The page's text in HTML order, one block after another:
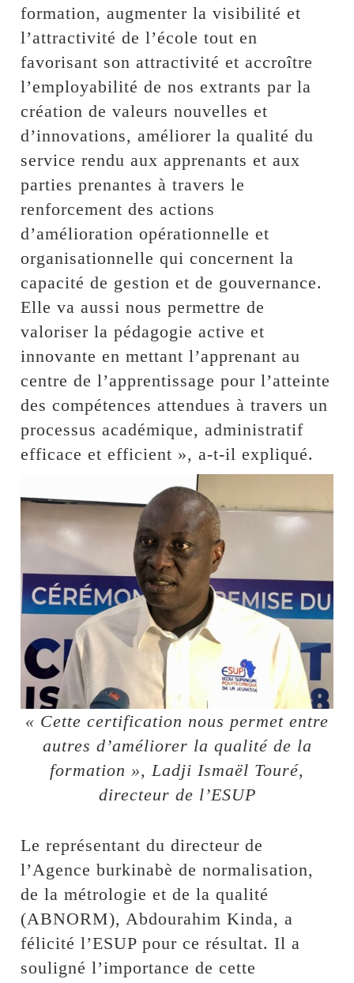
formation, augmenter la visibilité et
l’attractivité de l’école tout en
favorisant son attractivité et accroître
l’employabilité de nos extrants par la
création de valeurs nouvelles et
d’innovations, améliorer la qualité du
service rendu aux apprenants et aux
parties prenantes à travers le
renforcement des actions
d’amélioration opérationnelle et
organisationnelle qui concernent la
capacité de gestion et de gouvernance.
Elle va aussi nous permettre de
valoriser la pédagogie active et
innovante en mettant l’apprenant au
centre de l’apprentissage pour l’atteinte
des compétences attendues à travers un
processus académique, administratif
efficace et efficient », a-t-il expliqué.
« Cette certification nous permet entre
autres d’améliorer la qualité de la
formation », Ladji Ismaël Touré,
directeur de l’ESUP
Le représentant du directeur de
l’Agence burkinabè de normalisation,
de la métrologie et de la qualité
(ABNORM), Abdourahim Kinda, a
félicité l’ESUP pour ce résultat. Il a
souligné l’importance de cette